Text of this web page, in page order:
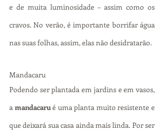
e de muita luminosidade – assim como os
cravos. No verão, é importante borrifar água
nas suas folhas, assim, elas não desidratarão.
Mandacaru
Podendo ser plantada em jardins e em vasos,
a mandacaru é uma planta muito resistente e
que deixará sua casa ainda mais linda. Por ser